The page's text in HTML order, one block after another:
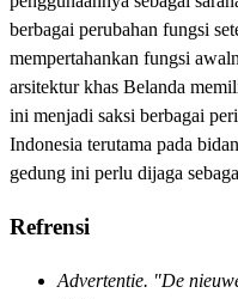
berbagai perubahan fungsi
mempertahankan fungsi
arsitektur khas Belanda
ini menjadi saksi berbagai
Indonesia terutama pada
gedung ini perlu dijaga
Refrensi
Advertentie. "De